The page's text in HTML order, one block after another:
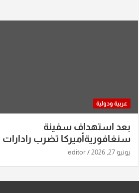
عربية ودولية
بعد استهداف سفينة
سنغافوريةأميركا تضرب رادارات
ومواقع صواريخ ومسيرات إيران..
يونيو 27, 2026 editor